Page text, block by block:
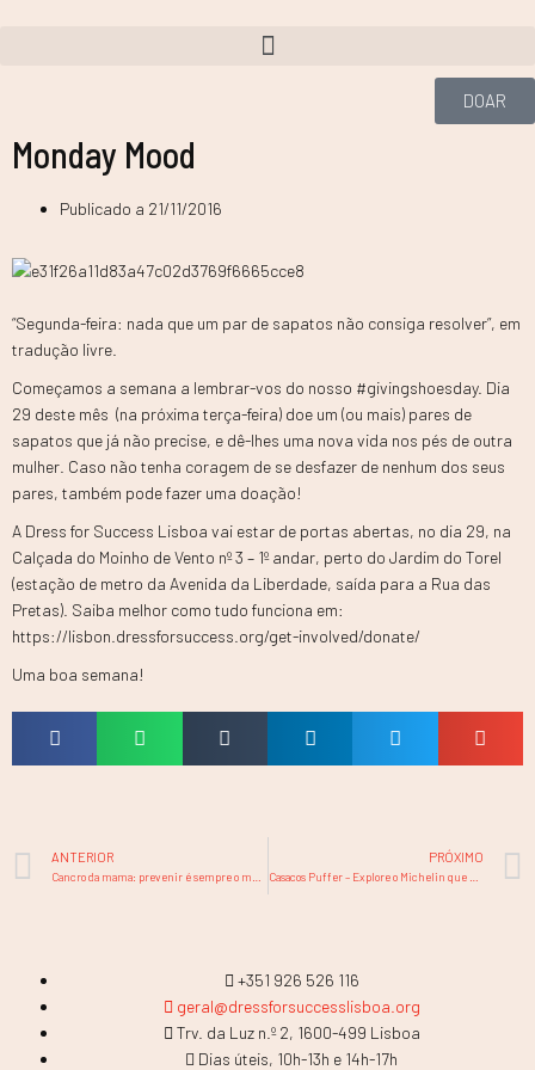
DOAR
Monday Mood
Publicado a 21/11/2016
“Segunda-feira: nada que um par de sapatos não consiga resolver”, em
tradução livre.
Começamos a semana a lembrar-vos do nosso #givingshoesday. Dia
29 deste mês (na próxima terça-feira) doe um (ou mais) pares de
sapatos que já não precise, e dê-lhes uma nova vida nos pés de outra
mulher. Caso não tenha coragem de se desfazer de nenhum dos seus
pares, também pode fazer uma doação!
A Dress for Success Lisboa vai estar de portas abertas, no dia 29, na
Calçada do Moinho de Vento nº 3 – 1º andar, perto do Jardim do Torel
(estação de metro da Avenida da Liberdade, saída para a Rua das
Pretas). Saiba melhor como tudo funciona em:
https://lisbon.dressforsuccess.org/get-involved/donate/
Uma boa semana!
ANTERIOR PRÓXIMO
+351 926 526 116
geral@dressforsuccesslisboa.org
Trv. da Luz n.º 2, 1600-499 Lisboa
Dias úteis, 10h-13h e 14h-17h